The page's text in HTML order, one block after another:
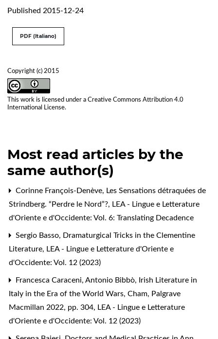
Published 2015-12-24
Copyright (c) 2015
This work is licensed under a Creative Commons Attribution 4.0
International License.
PDF (Italiano)
Most read articles by the
same author(s)
Corinne François-Denève, Les Sensations détraquées de
Strindberg. “Perdre le Nord”?, LEA - Lingue e Letterature
d'Oriente e d'Occidente: Vol. 6: Translating Decadence
Sergio Basso, Dramaturgical Tricks in the Clementine
Literature, LEA - Lingue e Letterature d'Oriente e
d'Occidente: Vol. 12 (2023)
Francesca Caraceni, Antonio Bibbò, Irish Literature in
Italy in the Era of the World Wars, Cham, Palgrave
Macmillan 2022, pp. 304, LEA - Lingue e Letterature
d'Oriente e d'Occidente: Vol. 12 (2023)